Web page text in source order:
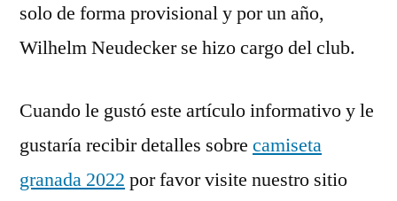
solo de forma provisional y por un año,
Wilhelm Neudecker se hizo cargo del club.
Cuando le gustó este artículo informativo y le
gustaría recibir detalles sobre camiseta
granada 2022 por favor visite nuestro sitio